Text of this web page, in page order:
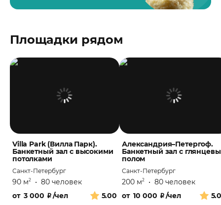
Площадки рядом
Villa Park (Вилла Парк).
Банкетный зал с высокими
потолками
Санкт-Петербург
90 м2 • 80 человек
5.00
от3 000 ₽/чел
Александрия–Петергоф.
Банкетный зал с
полом
Санкт-Петербург
200 м2 • 80 человек
от10 000 ₽/чел